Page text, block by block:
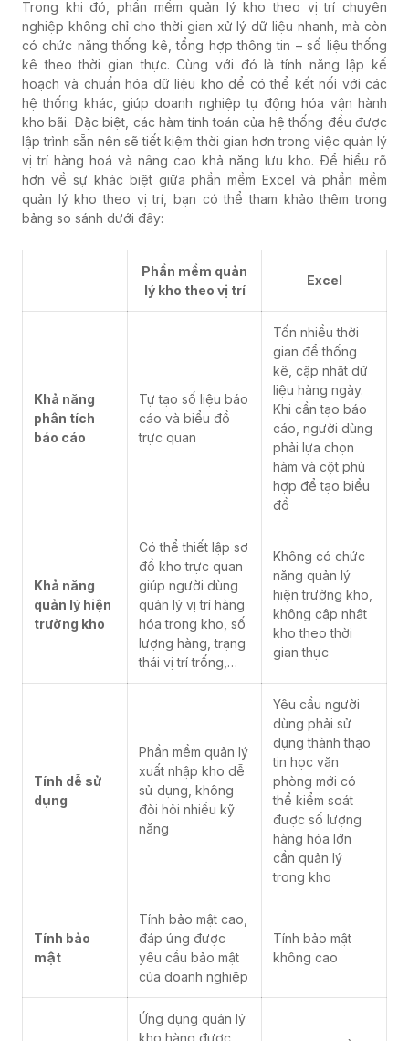
Trong khi đó, phần mềm quản lý kho theo vị trí chuyên
nghiệp không chỉ cho thời gian xử lý dữ liệu nhanh, mà còn
có chức năng thống kê, tổng hợp thông tin – số liệu thống
kê theo thời gian thực. Cùng với đó là tính năng lập kế
hoạch và chuẩn hóa dữ liệu kho để có thể kết nối với các
hệ thống khác, giúp doanh nghiệp tự động hóa vận hành
kho bãi. Đặc biệt, các hàm tính toán của hệ thống đều được
lập trình sẵn nên sẽ tiết kiệm thời gian hơn trong việc quản lý
vị trí hàng hoá và nâng cao khả năng lưu kho. Để hiểu rõ
hơn về sự khác biệt giữa phần mềm Excel và phần mềm
quản lý kho theo vị trí, bạn có thể tham khảo thêm trong
bảng so sánh dưới đây:
Phần mềm quản
lý kho theo vị trí
Excel
Khả năng
phân tích
báo cáo
Tự tạo số liệu báo
cáo và biểu đồ
trực quan
Tốn nhiều thời
gian để thống
kê, cập nhật dữ
liệu hàng ngày.
Khi cần tạo báo
cáo, người dùng
phải lựa chọn
hàm và cột phù
hợp để tạo biểu
đồ
Khả năng
quản lý hiện
trường kho
Có thể thiết lập sơ
đồ kho trực quan
giúp người dùng
quản lý vị trí hàng
hóa trong kho, số
lượng hàng, trạng
thái vị trí trống,…
Không có chức
năng quản lý
hiện trường kho,
không cập nhật
kho theo thời
gian thực
Tính dễ sử
dụng
Phần mềm quản lý
xuất nhập kho dễ
sử dụng, không
đòi hỏi nhiều kỹ
năng
Yêu cầu người
dùng phải sử
dụng thành thạo
tin học văn
phòng mới có
thể kiểm soát
được số lượng
hàng hóa lớn
cần quản lý
trong kho
Tính bảo
mật
Tính bảo mật cao,
đáp ứng được
yêu cầu bảo mật
của doanh nghiệp
Tính bảo mật
không cao
Ứng dụng quản lý
kho hàng được